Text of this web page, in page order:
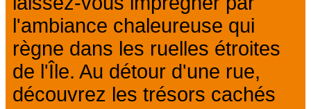
l'ambiance chaleureuse qui
règne dans les ruelles étroites
de l'Île. Au détour d'une rue,
découvrez les trésors cachés